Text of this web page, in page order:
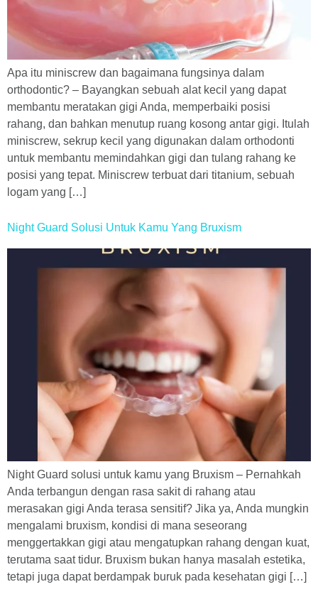
Apa itu miniscrew dan bagaimana fungsinya dalam
orthodontic? – Bayangkan sebuah alat kecil yang dapat
membantu meratakan gigi Anda, memperbaiki posisi
rahang, dan bahkan menutup ruang kosong antar gigi. Itulah
miniscrew, sekrup kecil yang digunakan dalam orthodonti
untuk membantu memindahkan gigi dan tulang rahang ke
posisi yang tepat. Miniscrew terbuat dari titanium, sebuah
logam yang […]
Night Guard Solusi Untuk Kamu Yang Bruxism
Night Guard solusi untuk kamu yang Bruxism – Pernahkah
Anda terbangun dengan rasa sakit di rahang atau
merasakan gigi Anda terasa sensitif? Jika ya, Anda mungkin
mengalami bruxism, kondisi di mana seseorang
menggertakkan gigi atau mengatupkan rahang dengan kuat,
terutama saat tidur. Bruxism bukan hanya masalah estetika,
tetapi juga dapat berdampak buruk pada kesehatan gigi […]